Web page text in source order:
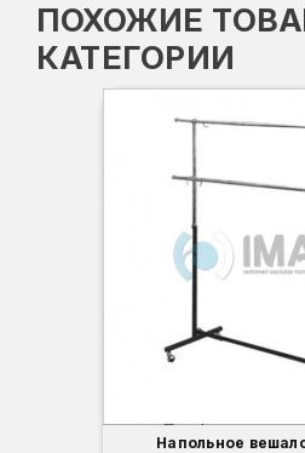
ПОХОЖИЕ
КАТЕГОРИИ
Напольное